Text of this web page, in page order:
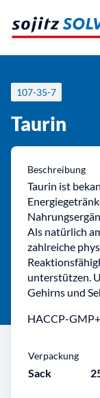
Inhalt
springen
107-35-7
Taurin
Beschreibung
Taurin ist
Als natürlich
zahlreiche
unterstützen.
Gehirns und
HACCP-GMP+
Verpackung
Sack